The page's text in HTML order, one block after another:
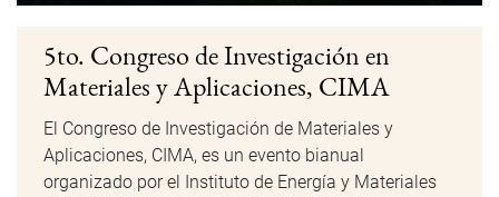
5to. Congreso de Investigación en
Materiales y Aplicaciones, CIMA
El Congreso de Investigación de Materiales y
Aplicaciones, CIMA, es un evento bianual
organizado por el Instituto de Energía y Materiales